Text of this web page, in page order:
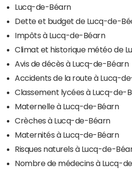
Lucq-de-Béarn
Dette et budget de Lucq-de-
Impôts à Lucq-de-Béarn
Climat et historique météo de
Avis de décès à Lucq-de-Béarn
Accidents de la route à Lucq-
Classement lycées à Lucq-de-
Maternelle à Lucq-de-Béarn
Crèches à Lucq-de-Béarn
Maternités à Lucq-de-Béarn
Risques naturels à Lucq-de-
Nombre de médecins à Lucq-